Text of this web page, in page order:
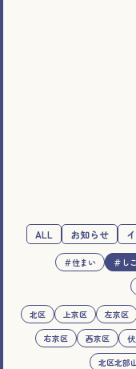
ALL お知らせ
＃住まい ＃し
北区 上京区 左京区
右京区
西京区
北区北部